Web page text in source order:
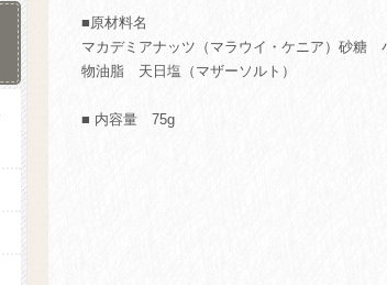
■原材料名
マカデミアナッツ（マラウイ・ケニア）砂
物油脂 天日塩（マザーソルト）
■ 内容量 75g